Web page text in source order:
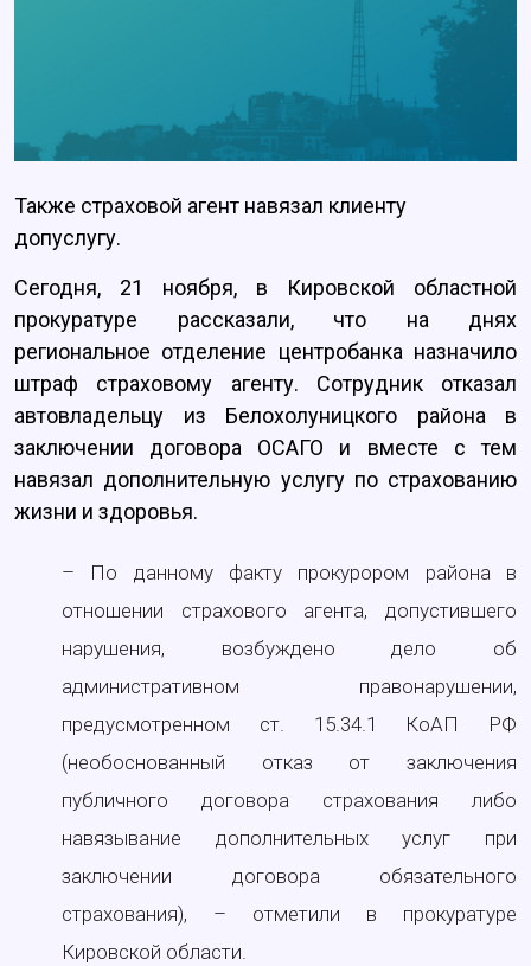
Также страховой агент навязал клиенту
допуслугу.
Сегодня, 21 ноября, в Кировской областной
прокуратуре рассказали, что на днях
региональное отделение центробанка назначило
штраф страховому агенту. Сотрудник отказал
автовладельцу из Белохолуницкого района в
заключении договора ОСАГО и вместе с тем
навязал дополнительную услугу по страхованию
жизни и здоровья.
– По данному факту прокурором района в
отношении страхового агента, допустившего
нарушения, возбуждено дело об
административном правонарушении,
предусмотренном ст. 15.34.1 КоАП РФ
(необоснованный отказ от заключения
публичного договора страхования либо
навязывание дополнительных услуг при
заключении договора обязательного
страхования), – отметили в прокуратуре
Кировской области.